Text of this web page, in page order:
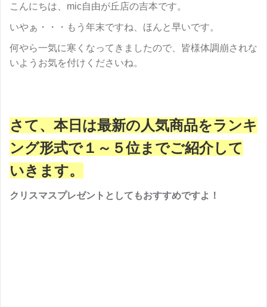
こんにちは、mic自由が丘店の吉本です。
いやぁ・・・もう年末ですね、ほんと早いです。
何やら一気に寒くなってきましたので、皆様体調崩されな
いようお気を付けくださいね。
さて、本日は最新の人気商品をランキ
ング形式で１～５位までご紹介して
いきます。
クリスマスプレゼントとしてもおすすめですよ！